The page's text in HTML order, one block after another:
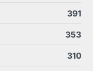
391
353
310